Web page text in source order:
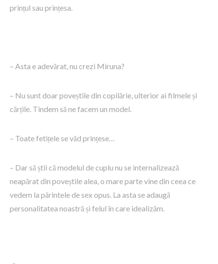
prințul sau prințesa.
– Asta e adevărat, nu crezi Miruna?
– Nu sunt doar poveștile din copilărie, ulterior ai filmele și
cărțile. Tindem să ne facem un model.
– Toate fetițele se văd prințese…
– Dar să știi că modelul de cuplu nu se internalizează
neapărat din poveștile alea, o mare parte vine din ceea ce
vedem la părintele de sex opus. La asta se adaugă
personalitatea noastră și felul în care idealizăm.